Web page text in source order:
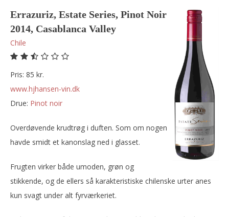
Errazuriz, Estate Series, Pinot Noir
2014, Casablanca Valley
Chile
Pris: 85 kr.
www.hjhansen-vin.dk
Drue:
pinot noir
Overdøvende krudtrøg i duften. Som om nogen
havde smidt et kanonslag ned i glasset.
Frugten virker både umoden, grøn og
stikkende, og de ellers så karakteristiske chilenske urter anes
kun svagt under alt fyrværkeriet.